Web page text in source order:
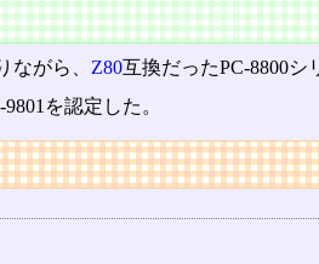
ながら、 Z80互換だったPC-8800
を認定した。